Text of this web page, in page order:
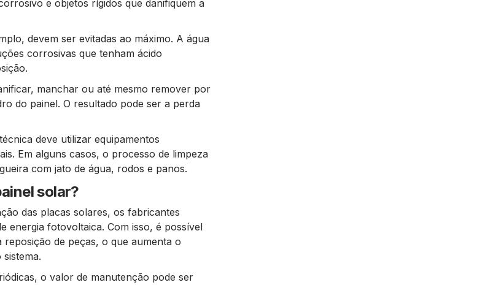
e objetos rígidos que danifiquem a
devem ser evitadas ao máximo. A água
corrosivas que tenham ácido
manchar ou até mesmo remover por
do painel. O resultado pode ser a perda
deve utilizar equipamentos
Em alguns casos, o processo de limpeza
com jato de água, rodos e panos.
solar?
das placas solares, os fabricantes
energia fotovoltaica. Com isso, é possível
de peças, o que aumenta o
o valor de manutenção pode ser